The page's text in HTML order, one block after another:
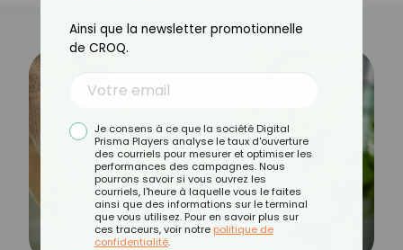
Ainsi que la newsletter promotionnelle
de CROQ.
Je consens à ce que la société Digital
Prisma Players analyse le taux d'ouverture
des courriels pour mesurer et optimiser les
performances des campagnes. Nous
pourrons savoir si vous ouvrez les
courriels, l'heure à laquelle vous le faites
ainsi que des informations sur le terminal
que vous utilisez. Pour en savoir plus sur
ces traceurs, voir notre politique de
confidentialité.